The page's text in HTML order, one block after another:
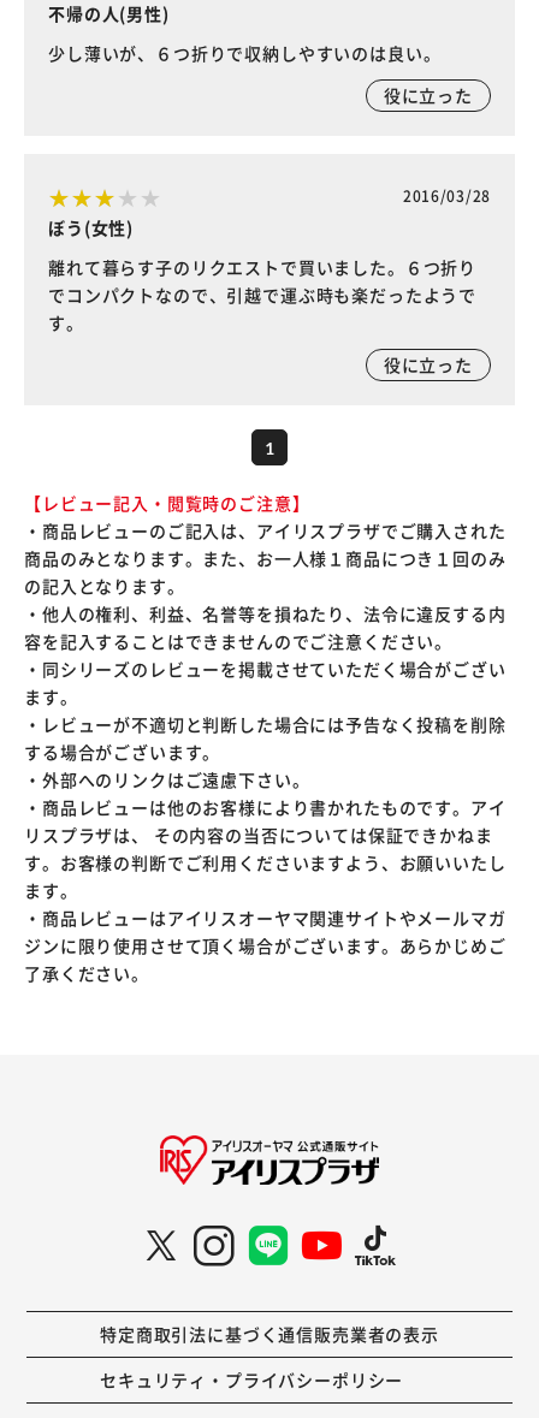
不帰の人(男性)
少し薄いが、６つ折りで収納しやすいのは良い。
役に立った
2016/03/28
ぼう(女性)
離れて暮らす子のリクエストで買いました。６つ折り
でコンパクトなので、引越で運ぶ時も楽だったようで
す。
役に立った
1
【レビュー記入・閲覧時のご注意】
・商品レビューのご記入は、アイリスプラザでご購入された
商品のみとなります。また、お一人様１商品につき１回のみ
の記入となります。
・他人の権利、利益、名誉等を損ねたり、法令に違反する内
容を記入することはできませんのでご注意ください。
・同シリーズのレビューを掲載させていただく場合がござい
ます。
・レビューが不適切と判断した場合には予告なく投稿を削除
する場合がございます。
・外部へのリンクはご遠慮下さい。
・商品レビューは他のお客様により書かれたものです。アイ
リスプラザは、 その内容の当否については保証できかねま
す。お客様の判断でご利用くださいますよう、お願いいたし
ます。
・商品レビューはアイリスオーヤマ関連サイトやメールマガ
ジンに限り使用させて頂く場合がございます。あらかじめご
了承ください。
特定商取引法に基づく通信販売業者の表示
セキュリティ・プライバシーポリシー